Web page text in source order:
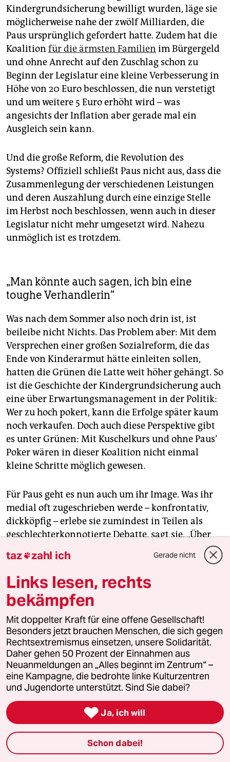
Kindergrundsicherung bewilligt wurden, läge sie
möglicherweise nahe der zwölf Milliarden, die
Paus ursprünglich gefordert hatte. Zudem hat die
Koalition für die ärmsten Familien im Bürgergeld
und ohne Anrecht auf den Zuschlag schon zu
Beginn der Legislatur eine kleine Verbesserung in
Höhe von 20 Euro beschlossen, die nun verstetigt
und um weitere 5 Euro erhöht wird – was
angesichts der Inflation aber gerade mal ein
Ausgleich sein kann.
Und die große Reform, die Revolution des
Systems? Offiziell schließt Paus nicht aus, dass die
Zusammenlegung der verschiedenen Leistungen
und deren Auszahlung durch eine einzige Stelle
im Herbst noch beschlossen, wenn auch in dieser
Legislatur nicht mehr umgesetzt wird. Nahezu
unmöglich ist es trotzdem.
„Man könnte auch sagen, ich bin eine
toughe Verhandlerin“
Was nach dem Sommer also noch drin ist, ist
beileibe nicht Nichts. Das Problem aber: Mit dem
Versprechen einer großen Sozialreform, die das
Ende von Kinderarmut hätte einleiten sollen,
hatten die Grünen die Latte weit höher gehängt. So
ist die Geschichte der Kindergrundsicherung auch
eine über Erwartungsmanagement in der Politik:
Wer zu hoch pokert, kann die Erfolge später kaum
noch verkaufen. Doch auch diese Perspektive gibt
es unter Grünen: Mit Kuschelkurs und ohne Paus’
Poker wären in dieser Koalition nicht einmal
kleine Schritte möglich gewesen.
Für Paus geht es nun auch um ihr Image. Was ihr
medial oft zugeschrieben werde – konfrontativ,
dickköpfig – erlebe sie zumindest in Teilen als
geschlechterkonnotierte Debatte, sagt sie. „Über
Kollege Lindner heißt es, dass er hart verhandelt –
von Starrsinnigkeit ist da nicht die Rede. Man
könnte auch sagen, ich bin eine toughe
Verhandlerin.“
Tatsache ist, Konflikten geht Paus nicht aus dem
Weg. Im Sommer 2023 blockierte sie
öffentlichkeitswirksam eines von Lindners
Gesetzen, um Geld für die Kindergrundsicherung
herauszuschlagen. Medial prägte nicht zuletzt
diese Aktion das Image der Ministerin, die mit
dem Kopf durch die Wand will und das nicht
schafft.
Im Bundestag gibt es auch eine andere Perspektive.
Die SPD-Abgeordnete Leni Breymaier etwa sagt,
taz zahl ich Gerade nicht
Links lesen, rechts
bekämpfen
Mit doppelter Kraft für eine offene Gesellschaft!
Besonders jetzt brauchen Menschen, die sich gegen
Rechtsextremismus einsetzen, unsere Solidarität.
Daher gehen 50 Prozent der Einnahmen aus
Neuanmeldungen an „Alles beginnt im Zentrum“ –
eine Kampagne, die bedrohte linke Kulturzentren
und Jugendorte unterstützt. Sind Sie dabei?
 Ja, ich will
Schon dabei!